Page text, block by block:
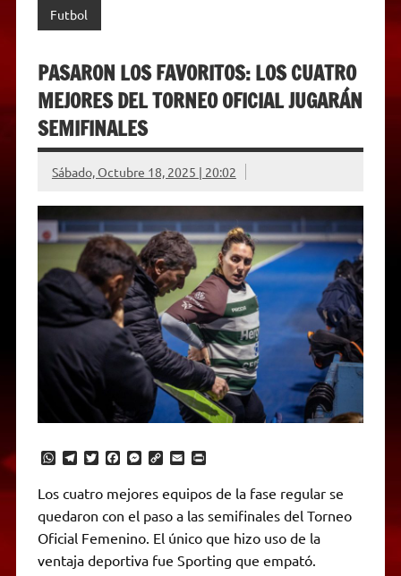
Futbol
PASARON LOS FAVORITOS: LOS CUATRO
MEJORES DEL TORNEO OFICIAL JUGARÁN
SEMIFINALES
Sábado, Octubre 18, 2025 | 20:02
W
t
s
A
p
p
T
e
g
r
a
m
T
t
t
r
F
e
b
o
o
k
M
s
e
n
g
e
r
C
y
L
i
n
k
E
a
i
P
n
t
r
i
e
Los cuatro mejores equipos de la fase regular se
quedaron con el paso a las semifinales del Torneo
Oficial Femenino. El único que hizo uso de la
ventaja deportiva fue Sporting que empató.